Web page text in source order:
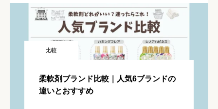
比較
柔軟剤ブランド比較｜人気6ブランドの
違いとおすすめ